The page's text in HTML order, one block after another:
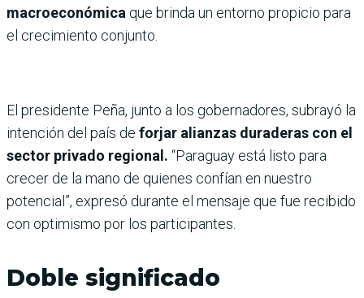
macroeconómica que brinda un entorno propicio para
el crecimiento conjunto.
El presidente Peña, junto a los gobernadores, subrayó la
intención del país de forjar alianzas duraderas con el
sector privado regional. “Paraguay está listo para
crecer de la mano de quienes confían en nuestro
potencial”, expresó durante el mensaje que fue recibido
con optimismo por los participantes.
Doble significado